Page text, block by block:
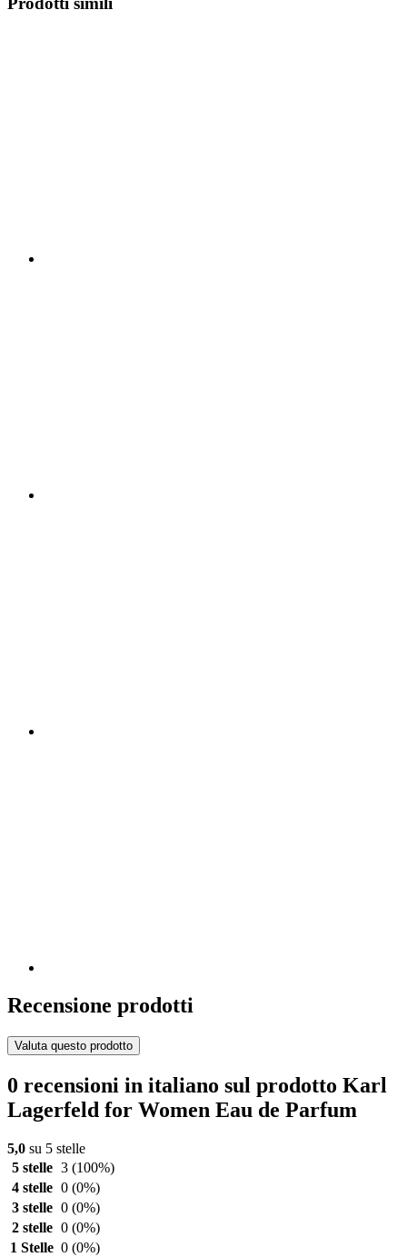
Recensione prodotti
Valuta questo prodotto
0 recensioni in italiano sul prodotto Karl
Lagerfeld for Women Eau de Parfum
5,0 su 5 stelle
5 stelle 3 (100%)
4 stelle 0 (0%)
3 stelle 0 (0%)
2 stelle 0 (0%)
1 Stelle 0 (0%)